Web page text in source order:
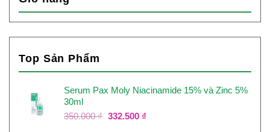
Top Sản Phẩm
Serum Pax Moly Niacinamide 15% và Zinc 5%
30ml
350.000₫ Giá
332.500 ₫Giá